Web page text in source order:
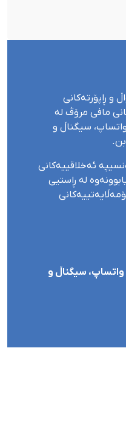
و ڕاپۆرتەکانی
مافی مرۆڤ لە
سیگناڵ و
بن.
ئەخلاقییەکانی
لە ڕاستیی
واتساپ، سیگناڵ و